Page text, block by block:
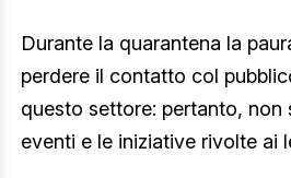
Durante la quarantena la
perdere il contatto col
questo settore: pertanto, non
eventi e le iniziative rivolte ai